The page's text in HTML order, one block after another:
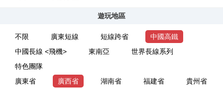
遊玩地區
不限 廣東短線 短線跨省
中國高鐵
中國長線 <飛機>
東南亞
世界長線系列
特色團隊
廣東省
廣西省 湖南省 福建省
貴州省